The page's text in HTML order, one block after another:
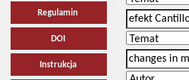
Regulamin
DOI
Instrukcja